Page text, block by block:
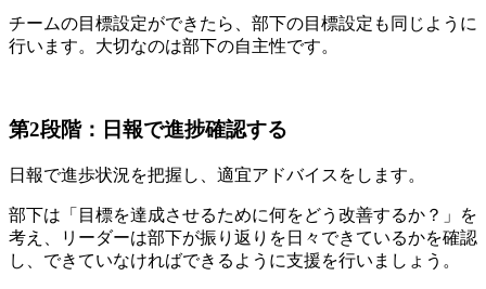
チームの目標設定ができたら、部下の目標設定も同じように
行います。大切なのは部下の自主性です。
第2段階：日報で進捗確認する
日報で進歩状況を把握し、適宜アドバイスをします。
部下は「目標を達成させるために何をどう改善するか？」を
考え、リーダーは部下が振り返りを日々できているかを確認
し、できていなければできるように支援を行いましょう。